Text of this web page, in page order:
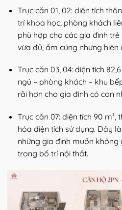
Trục căn 01, 02: diện tích
trí khoa học, phòng khách
phù hợp cho các gia đình
vừa đủ, ấm cúng nhưng hiện
Trục căn 03, 04: diện tích
ngủ – phòng khách – khu
rãi hơn cho gia đình có con
Trục căn 07: diện tích 90 m²,
hóa diện tích sử dụng. Đây
những gia đình muốn không
trong bố trí nội thất.